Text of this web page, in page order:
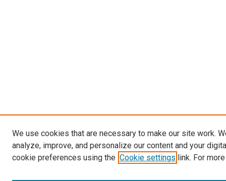
We use cookies that are necessary to make our site work.
analyze, improve, and personalize our content and your
cookie preferences using the Cookie settings link. For